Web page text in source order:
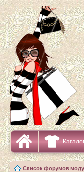
Список форумов